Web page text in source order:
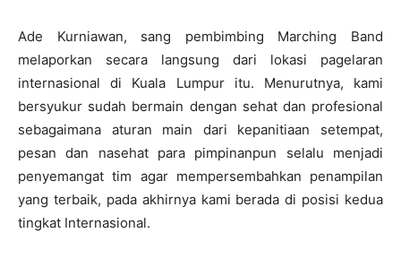
Ade Kurniawan, sang pembimbing Marching Band
melaporkan secara langsung dari lokasi pagelaran
internasional di Kuala Lumpur itu. Menurutnya, kami
bersyukur sudah bermain dengan sehat dan profesional
sebagaimana aturan main dari kepanitiaan setempat,
pesan dan nasehat para pimpinanpun selalu menjadi
penyemangat tim agar mempersembahkan penampilan
yang terbaik, pada akhirnya kami berada di posisi kedua
tingkat Internasional.